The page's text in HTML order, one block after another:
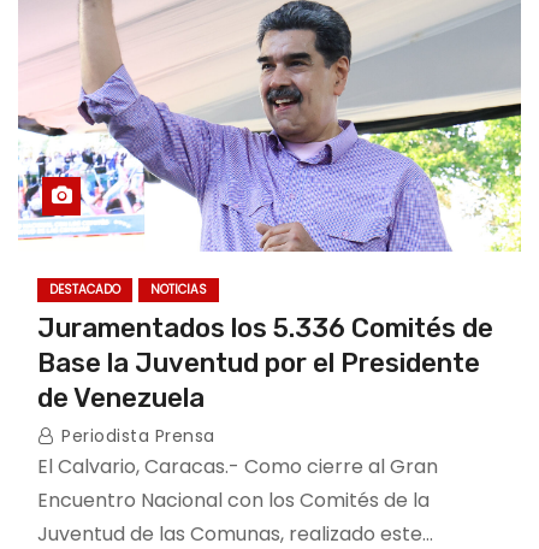
DESTACADO NOTICIAS
Juramentados los 5.336 Comités de
Base la Juventud por el Presidente
de Venezuela
Periodista Prensa
El Calvario, Caracas.- Como cierre al Gran
Encuentro Nacional con los Comités de la
Juventud de las Comunas, realizado este…